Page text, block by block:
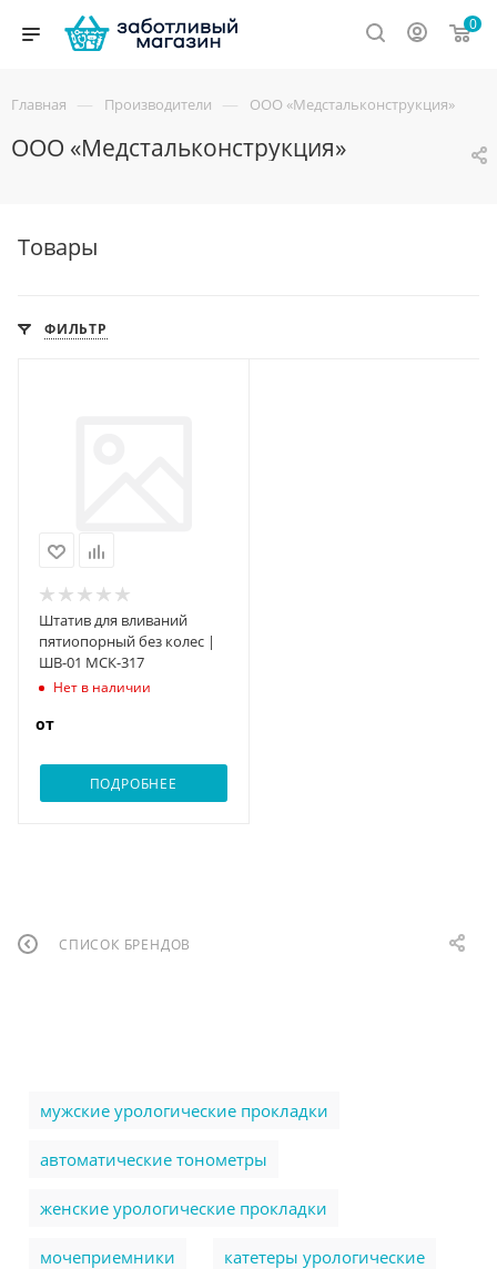
0
Главная — Производители — ООО «Медстальконструкция»
ООО «Медстальконструкция»
Товары
ФИЛЬТР
Штатив для вливаний
пятиопорный без колес |
ШВ-01 МСК-317
Нет в наличии
от
ПОДРОБНЕЕ
СПИСОК БРЕНДОВ
мужские урологические прокладки
автоматические тонометры
женские урологические прокладки
мочеприемники катетеры урологические